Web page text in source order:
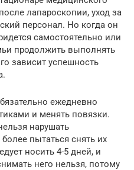
лапароскопии, уход за
персонал. Но когда он
самостоятельно или
продолжить выполнять
зависит успешность
ежедневно
и менять повязки.
нарушать
пытаться снять их
носить 4-5 дней, и
него нельзя, потому